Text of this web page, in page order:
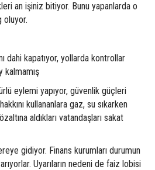
an işiniz bitiyor. Bunu yapanlarda o
oluyor.
dahi kapatıyor, yollarda kontrollar
kalmamış
eylemi yapıyor, güvenlik güçleri
kullananlara gaz, su sıkarken
aldıkları vatandaşları sakat
gidiyor. Finans kurumları durumun
Uyarıların nedeni de faiz lobisi